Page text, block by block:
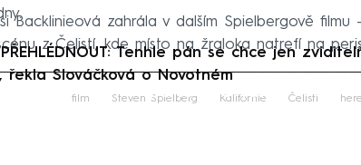
Backlinieová zahrála v dalším Spielbergově filmu
z Čelistí, kde místo na žraloka natrefí na
PŘEHLÉDNOUT: Tenhle pán se chce jen
Slováčková o Novotném
Failed to fetch
film Steven Spielberg Kalifornie Čelisti